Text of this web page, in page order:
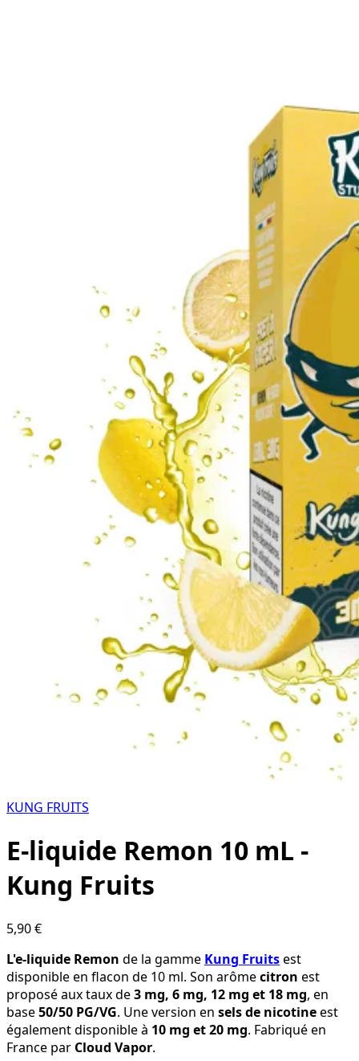
KUNG FRUITS
E-liquide Remon 10 mL -
Kung Fruits
5,90 €
L'e-liquide Remon de la gamme Kung Fruitsest
disponible en flacon de 10 ml. Son arômecitron est
proposé aux taux de3 mg, 6 mg, 12 mg et 18 mg, en
base50/50 PG/VG. Une version en sels de nicotineest
également disponible à 10 mg et 20 mg. Fabriqué en
France par Cloud Vapor.